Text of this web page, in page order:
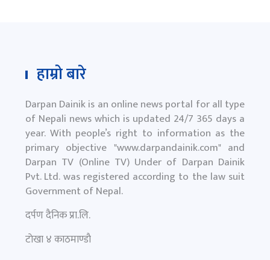
हाम्रो बारे
Darpan Dainik is an online news portal for all type
of Nepali news which is updated 24/7 365 days a
year. With people’s right to information as the
primary objective "www.darpandainik.com" and
Darpan TV (Online TV) Under of Darpan Dainik
Pvt. Ltd. was registered according to the law suit
Government of Nepal.
दर्पण दैनिक प्रा.लि.
टाेखा ४ काठमाण्डाै